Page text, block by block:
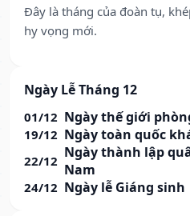
Đây là tháng của đoàn tụ,
hy vọng mới.
Ngày Lễ Tháng 12
01/12 Ngày thế giới
19/12 Ngày toàn quốc
22/12 Ngày thành lập
Nam
24/12 Ngày lễ Giáng sinh